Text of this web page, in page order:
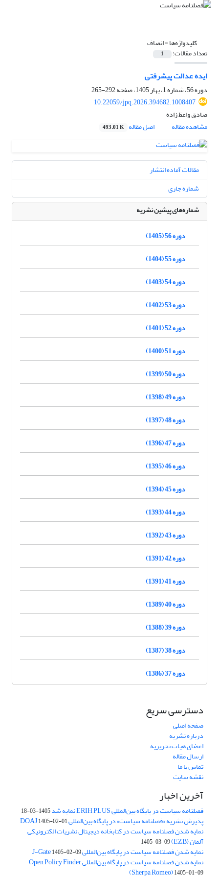
کلیدواژه‌ها =انصاف
تعداد مقالات: 1
ایده عدالت پیشرفتی
دوره 56، شماره 1، بهار 1405، صفحه
292-265
10.22059/jpq.2026.394682.1008407
صادق واعظ زاده
مشاهده مقاله
اصل مقاله 493.01 K
مقالات آماده انتشار
شماره جاری
شماره‌های پیشین نشریه
دوره 56 (1405)
دوره 55 (1404)
دوره 54 (1403)
دوره 53 (1402)
دوره 52 (1401)
دوره 51 (1400)
دوره 50 (1399)
دوره 49 (1398)
دوره 48 (1397)
دوره 47 (1396)
دوره 46 (1395)
دوره 45 (1394)
دوره 44 (1393)
دوره 43 (1392)
دوره 42 (1391)
دوره 41 (1391)
دوره 40 (1389)
دوره 39 (1388)
دوره 38 (1387)
دوره 37 (1386)
دسترسی سریع
صفحه اصلی
درباره نشریه
اعضای هیات تحریریه
ارسال مقاله
تماس با ما
نقشه سایت
آخرین اخبار
فصلنامه سیاست در پایگاه بین‌المللی ERIH PLUS نمایه شد 1405-03-18
پذیرش نشریه «فصلنامه سیاست» در پایگاه بین‌المللی DOAJ1405-02-01
نمایه شدن فصلنامه سیاست در کتابخانه دیجیتال نشریات الکترونیکی
آلمان (EZB) 1405-03-09
نمایه شدن فصلنامه سیاست در پایگاه بین‌المللی J-Gate1405-02-09
نمایه شدن فصلنامه سیاست در پایگاه بین‌المللی Open Policy Finder
(Sherpa Romeo)1405-01-09